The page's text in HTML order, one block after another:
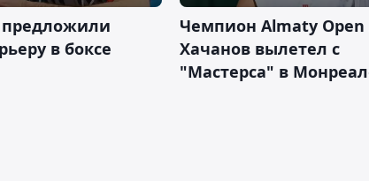
в боксе
Чемпион Almaty Open
Хачанов вылетел с
"Мастерса" в